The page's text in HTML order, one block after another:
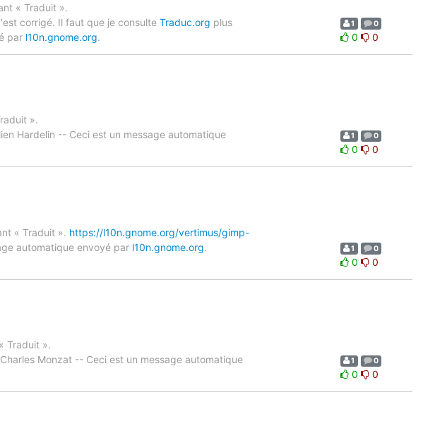
« Traduit ».
corrigé. Il faut que je consulte Traduc.org plus
par l10n.gnome.org.
1 0
0 0
».
Hardelin -- Ceci est un message automatique
1 0
0 0
« Traduit ». https://l10n.gnome.org/vertimus/gimp-
automatique envoyé par l10n.gnome.org. 1 0
0 0
Traduit ».
Monzat -- Ceci est un message automatique
1 0
0 0